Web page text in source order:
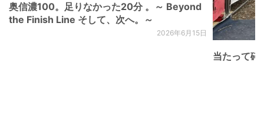
奥信濃100。足りなかった20分 。～ Beyond
the Finish Line そして、次へ。～
2026年6月15日
当たって砕